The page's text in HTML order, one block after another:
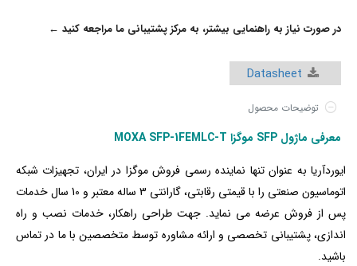
در صورت نیاز به راهنمایی بیشتر، به مرکز پشتیبانی ما مراجعه کنید ←
Datasheet
توضیحات محصول
معرفی ماژول SFP موگزا MOXA SFP-1FEMLC-T
ایوردآریا به عنوان تنها نماینده رسمی فروش موگزا در ایران، تجهیزات شبکه
اتوماسیون صنعتی را با قیمتی‌ رقابتی، گارانتی 3 ساله معتبر و 10 سال خدمات
پس از فروش عرضه می نماید. جهت طراحی راهکار، خدمات نصب و راه
اندازی، پشتیبانی تخصصی و ارائه مشاوره توسط متخصصین با ما در تماس
باشید.